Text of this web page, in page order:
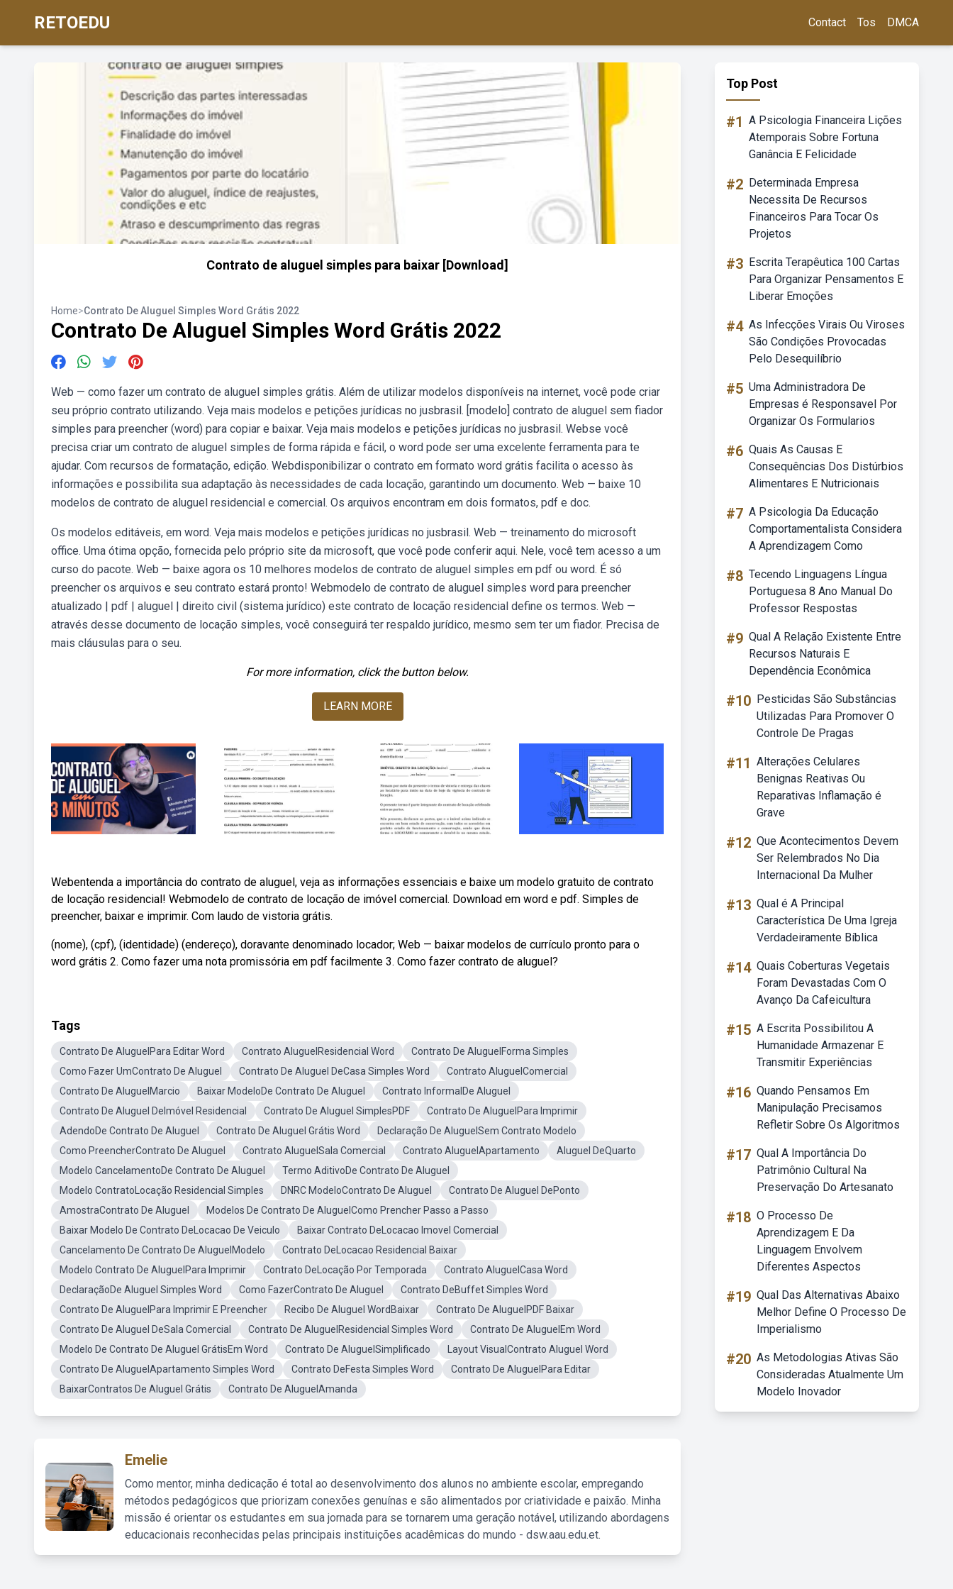
RETOEDU Contact Tos DMCA
Contrato de aluguel simples para baixar [Download]
Home>Contrato De Aluguel Simples Word Grátis 2022
Contrato De Aluguel Simples Word Grátis 2022
Web — como fazer um contrato de aluguel simples grátis. Além de utilizar modelos disponíveis na internet, você pode criar
seu próprio contrato utilizando. Veja mais modelos e petições jurídicas no jusbrasil. [modelo] contrato de aluguel sem fiador
simples para preencher (word) para copiar e baixar. Veja mais modelos e petições jurídicas no jusbrasil. Webse você
precisa criar um contrato de aluguel simples de forma rápida e fácil, o word pode ser uma excelente ferramenta para te
ajudar. Com recursos de formatação, edição. Webdisponibilizar o contrato em formato word grátis facilita o acesso às
informações e possibilita sua adaptação às necessidades de cada locação, garantindo um documento. Web — baixe 10
modelos de contrato de aluguel residencial e comercial. Os arquivos encontram em dois formatos, pdf e doc.
Os modelos editáveis, em word. Veja mais modelos e petições jurídicas no jusbrasil. Web — treinamento do microsoft
office. Uma ótima opção, fornecida pelo próprio site da microsoft, que você pode conferir aqui. Nele, você tem acesso a um
curso do pacote. Web — baixe agora os 10 melhores modelos de contrato de aluguel simples em pdf ou word. É só
preencher os arquivos e seu contrato estará pronto! Webmodelo de contrato de aluguel simples word para preencher
atualizado | pdf | aluguel | direito civil (sistema jurídico) este contrato de locação residencial define os termos. Web —
através desse documento de locação simples, você conseguirá ter respaldo jurídico, mesmo sem ter um fiador. Precisa de
mais cláusulas para o seu.
For more information, click the button below.
LEARN MORE
Webentenda a importância do contrato de aluguel, veja as informações essenciais e baixe um modelo gratuito de contrato
de locação residencial! Webmodelo de contrato de locação de imóvel comercial. Download em word e pdf. Simples de
preencher, baixar e imprimir. Com laudo de vistoria grátis.
(nome), (cpf), (identidade) (endereço), doravante denominado locador; Web — baixar modelos de currículo pronto para o
word grátis 2. Como fazer uma nota promissória em pdf facilmente 3. Como fazer contrato de aluguel?
Tags
Contrato De AluguelPara Editar Word Contrato AluguelResidencial Word
Contrato De AluguelForma Simples
Como Fazer UmContrato De Aluguel
Contrato De Aluguel DeCasa Simples Word
Contrato AluguelComercial
Contrato De AluguelMarcio
Baixar ModeloDe Contrato De Aluguel
Contrato InformalDe Aluguel
Contrato De Aluguel DeImóvel Residencial
Contrato De Aluguel SimplesPDF
Contrato De AluguelPara Imprimir
AdendoDe Contrato De Aluguel
Contrato De Aluguel Grátis Word
Declaração De AluguelSem Contrato Modelo
Como PreencherContrato De Aluguel
Contrato AluguelSala Comercial Contrato AluguelApartamento
Aluguel DeQuarto
Modelo CancelamentoDe Contrato De Aluguel
Termo AditivoDe Contrato De Aluguel
Modelo ContratoLocação Residencial Simples
DNRC ModeloContrato De Aluguel
Contrato De Aluguel DePonto
AmostraContrato De Aluguel
Modelos De Contrato De AluguelComo Prencher Passo a Passo
Baixar Modelo De Contrato DeLocacao De Veiculo
Baixar Contrato DeLocacao Imovel Comercial
Cancelamento De Contrato De AluguelModelo
Contrato DeLocacao Residencial Baixar
Modelo Contrato De AluguelPara Imprimir
Contrato DeLocação Por Temporada
Contrato AluguelCasa Word
DeclaraçãoDe Aluguel Simples Word
Como FazerContrato De Aluguel
Contrato DeBuffet Simples Word
Contrato De AluguelPara Imprimir E Preencher
Recibo De Aluguel WordBaixar
Contrato De AluguelPDF Baixar
Contrato De Aluguel DeSala Comercial
Contrato De AluguelResidencial Simples Word
Contrato De AluguelEm Word
Modelo De Contrato De Aluguel GrátisEm Word
Contrato De AluguelSimplificado
Layout VisualContrato Aluguel Word
Contrato De AluguelApartamento Simples Word
Contrato DeFesta Simples Word
Contrato De AluguelPara Editar
BaixarContratos De Aluguel Grátis
Contrato De AluguelAmanda
Emelie
Como mentor, minha dedicação é total ao desenvolvimento dos alunos no ambiente escolar, empregando
métodos pedagógicos que priorizam conexões genuínas e são alimentados por criatividade e paixão. Minha
missão é orientar os estudantes em sua jornada para se tornarem uma geração notável, utilizando abordagens
educacionais reconhecidas pelas principais instituições acadêmicas do mundo - dsw.aau.edu.et.
Top Post
#1 A Psicologia Financeira Lições
Atemporais Sobre Fortuna
Ganância E Felicidade
#2 Determinada Empresa
Necessita De Recursos
Financeiros Para Tocar Os
Projetos
#3 Escrita Terapêutica 100 Cartas
Para Organizar Pensamentos E
Liberar Emoções
#4 As Infecções Virais Ou Viroses
São Condições Provocadas
Pelo Desequilíbrio
#5 Uma Administradora De
Empresas é Responsavel Por
Organizar Os Formularios
#6 Quais As Causas E
Consequências Dos Distúrbios
Alimentares E Nutricionais
#7 A Psicologia Da Educação
Comportamentalista Considera
A Aprendizagem Como
#8 Tecendo Linguagens Língua
Portuguesa 8 Ano Manual Do
Professor Respostas
#9 Qual A Relação Existente Entre
Recursos Naturais E
Dependência Econômica
#10 Pesticidas São Substâncias
Utilizadas Para Promover O
Controle De Pragas
#11 Alterações Celulares
Benignas Reativas Ou
Reparativas Inflamação é
Grave
#12 Que Acontecimentos Devem
Ser Relembrados No Dia
Internacional Da Mulher
#13 Qual é A Principal
Característica De Uma Igreja
Verdadeiramente Bíblica
#14 Quais Coberturas Vegetais
Foram Devastadas Com O
Avanço Da Cafeicultura
#15 A Escrita Possibilitou A
Humanidade Armazenar E
Transmitir Experiências
#16 Quando Pensamos Em
Manipulação Precisamos
Refletir Sobre Os Algoritmos
#17 Qual A Importância Do
Patrimônio Cultural Na
Preservação Do Artesanato
#18 O Processo De
Aprendizagem E Da
Linguagem Envolvem
Diferentes Aspectos
#19 Qual Das Alternativas Abaixo
Melhor Define O Processo De
Imperialismo
#20 As Metodologias Ativas São
Consideradas Atualmente Um
Modelo Inovador